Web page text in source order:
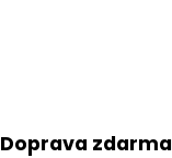
Doprava zdarma